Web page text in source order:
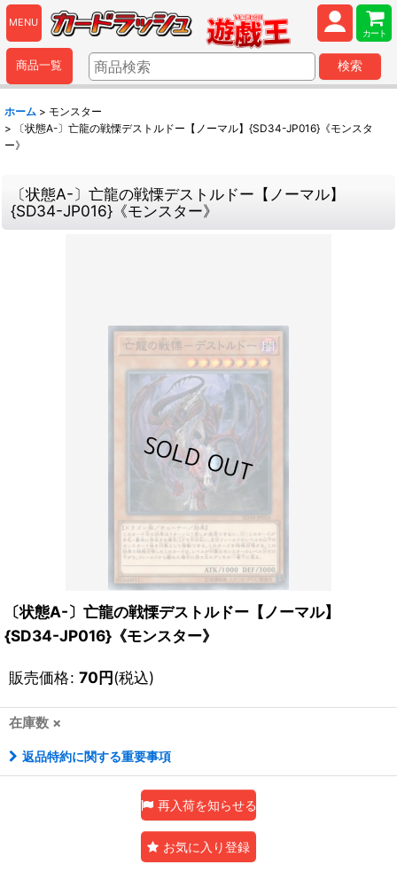
MENU
カート
商品一覧 検索
ホーム > モンスター
>
〔状態A-〕亡龍の戦慄デストルドー【ノーマル】{SD34-JP016}《モンスタ
ー》
〔状態A-〕亡龍の戦慄デストルドー【ノーマル】
{SD34-JP016}《モンスター》
〔状態A-〕亡龍の戦慄デストルドー【ノーマル】
{SD34-JP016}《モンスター》
販売価格: 70円(税込)
在庫数 ×
返品特約に関する重要事項
再入荷を知らせる
お気に入り登録